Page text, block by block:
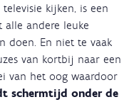
kijken, is een
andere leuke
doen. En niet te vaak
van kortbij naar een
van het oog waardoor
schermtijd onder de